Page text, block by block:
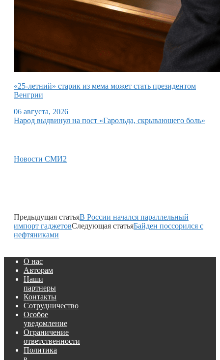
«25-летний» старик из мема может стать президентом
Венгрии
06 августа, 2026
Народ выдвинул на пост «Гарольда, скрывающего боль»
Новости СМИ2
Предыдущая статьяВ России начался параллельный
импорт гаджетовСледующая статьяБайден поссорился с
нефтяниками
О нас
Авторам
Наши
партнеры
Контакты
Сотрудничество
Особое
уведомление
Ограничение
ответственности
Политика